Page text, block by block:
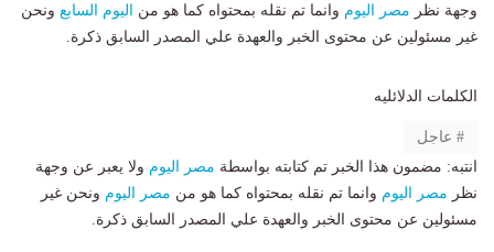
وجهة نظر مصر اليوم وانما تم نقله بمحتواه كما هو من اليوم السابع ونحن
غير مسئولين عن محتوى الخبر والعهدة علي المصدر السابق ذكرة.
الكلمات الدلائليه
عاجل
انتبه: مضمون هذا الخبر تم كتابته بواسطة مصر اليوم ولا يعبر عن وجهة
نظر مصر اليوم وانما تم نقله بمحتواه كما هو من مصر اليوم ونحن غير
مسئولين عن محتوى الخبر والعهدة علي المصدر السابق ذكرة.